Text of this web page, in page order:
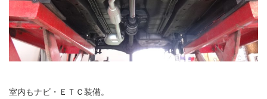
室内もナビ・ＥＴＣ装備。